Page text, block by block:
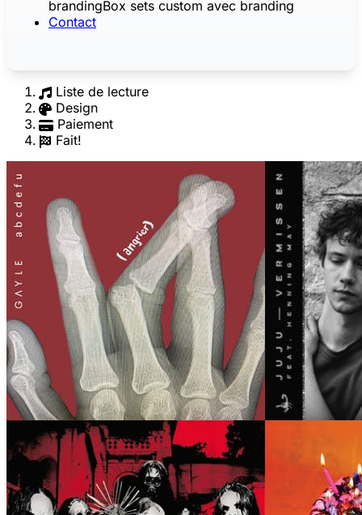
brandingBox sets custom avec branding
Contact
Liste de lecture
Design
Paiement
Fait!